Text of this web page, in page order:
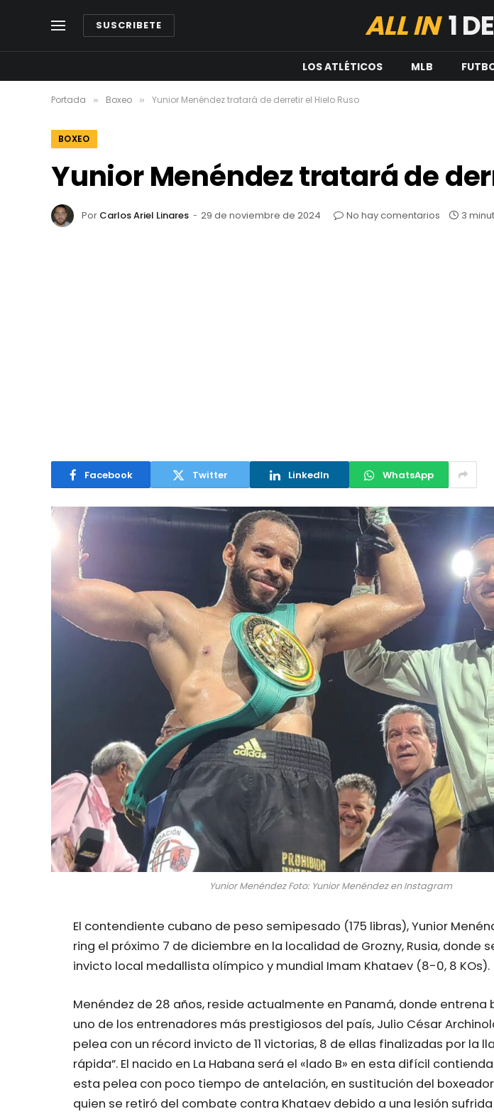
SUSCRIBETE ALL IN1
LOS ATLÉTICOS MLB
Portada » Boxeo » Yunior Menéndez tratará de derretir el Hielo Ruso
BOXEO
Yunior Menéndez tratará de
Por Carlos Ariel Linares 29 de noviembre de 2024 No hay comentarios 3
Facebook Twitter LinkedIn WhatsApp
Yunior Menéndez Foto: Yunior Menéndez en Instagram
El contendiente cubano de peso semipesado (175 libras), Yunior
ring el próximo 7 de diciembre en la localidad de Grozny, Rusia, donde
invicto local medallista olímpico y mundial Imam Khataev (8-0, 8 KOs).
Menéndez de 28 años, reside actualmente en Panamá, donde entrena
uno de los entrenadores más prestigiosos del país, Julio César
pelea con un récord invicto de 11 victorias, 8 de ellas finalizadas por la
rápida”. El nacido en La Habana será el «lado B» en esta difícil
esta pelea con poco tiempo de antelación, en sustitución del boxeador
quien se retiró del combate contra Khataev debido a una lesión